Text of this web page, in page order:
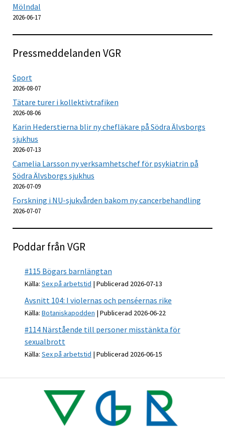
Mölndal
2026-06-17
Pressmeddelanden VGR
Sport
2026-08-07
Tätare turer i kollektivtrafiken
2026-08-06
Karin Hederstierna blir ny chefläkare på Södra Älvsborgs
sjukhus
2026-07-13
Camelia Larsson ny verksamhetschef för psykiatrin på
Södra Älvsborgs sjukhus
2026-07-09
Forskning i NU-sjukvården bakom ny cancerbehandling
2026-07-07
Poddar från VGR
#115 Bögars barnlängtan
Källa: Sex på arbetstid Publicerad 2026-07-13
Avsnitt 104: I violernas och penséernas rike
Källa: Botaniskapodden Publicerad 2026-06-22
#114 Närstående till personer misstänkta för
sexualbrott
Källa: Sex på arbetstid Publicerad 2026-06-15